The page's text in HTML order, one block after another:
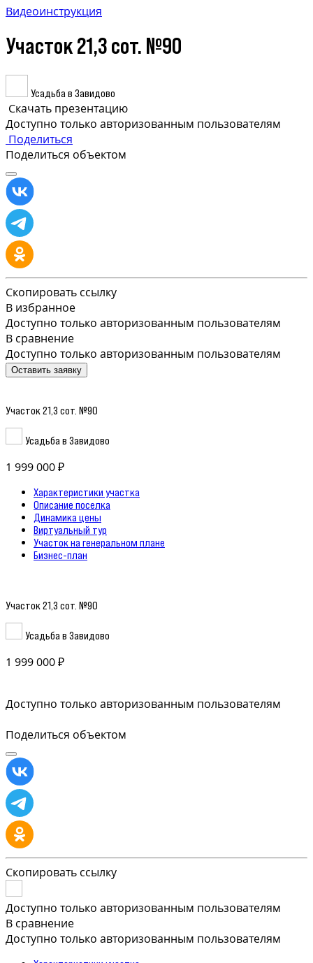
Видеоинструкция
Участок 21,3 сот. №90
Усадьба в Завидово
Скачать презентацию
Доступно только авторизованным пользователям
Поделиться
Поделиться объектом
Скопировать ссылку
В избранное
Доступно только авторизованным пользователям
В сравнение
Доступно только авторизованным пользователям
Оставить заявку
Участок 21,3 сот. №90
Усадьба в Завидово
1 999 000 ₽
Характеристики участка
Описание поселка
Динамика цены
Виртуальный тур
Участок на генеральном плане
Бизнес-план
Участок 21,3 сот. №90
Усадьба в Завидово
1 999 000 ₽
Доступно только авторизованным пользователям
Поделиться объектом
Скопировать ссылку
Доступно только авторизованным пользователям
В сравнение
Доступно только авторизованным пользователям